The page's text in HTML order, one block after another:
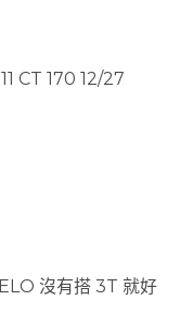
CT 170 12/27
沒有搭 3T 就好